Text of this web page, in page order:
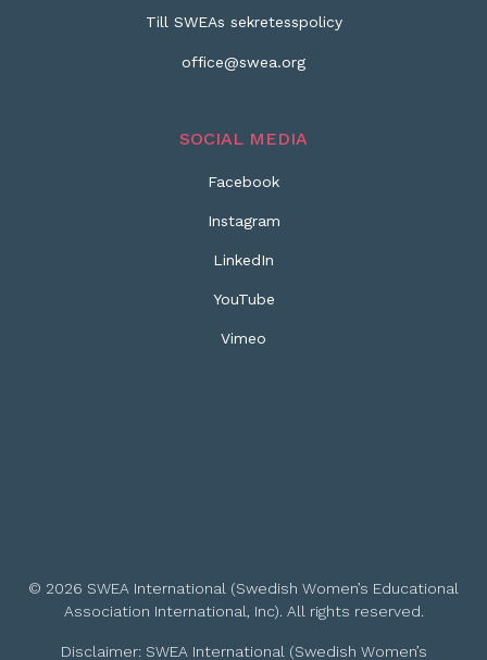
Till SWEAs sekretesspolicy
office@swea.org
SOCIAL MEDIA
Facebook
Instagram
LinkedIn
YouTube
Vimeo
© 2026 SWEA International (Swedish Women’s Educational
Association International, Inc). All rights reserved.
Disclaimer: SWEA International (Swedish Women’s